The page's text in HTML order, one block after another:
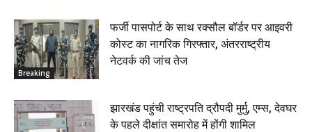
Breaking
फर्जी पासपोर्ट के साथ रक्सौल बॉर्डर पर आइवरी
कोस्ट का नागरिक गिरफ्तार, अंतरराष्ट्रीय
नेटवर्क की जांच तेज
झारखंड पहुंची राष्ट्रपति द्रौपदी मुर्मु, एम्स, देवघर
के पहले दीक्षांत समारोह में होंगी शामिल